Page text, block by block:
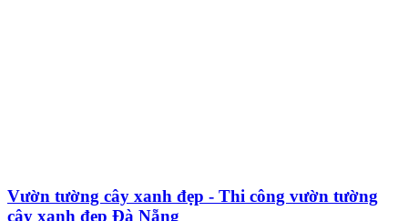
Vườn tường cây xanh đẹp - Thi công vườn tường
cây xanh đẹp Đà Nẵng